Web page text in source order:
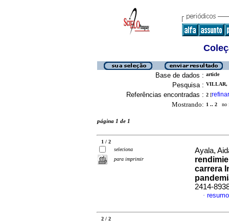
Base de dados : article
Pesquisa : VILLAR,
Referências encontradas : 2 [refinar
Mostrando: 1 .. 2 no
página 1 de 1
1 / 2
seleciona
para imprimir
Ayala,
carrera
2414-
·
2 / 2